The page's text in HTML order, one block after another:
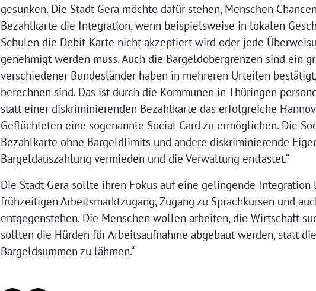
gesunken. Die Stadt Gera möchte dafür stehen, Menschen
Bezahlkarte die Integration, wenn beispielsweise in lokalen
Schulen die Debit-Karte nicht akzeptiert wird oder jede
genehmigt werden muss. Auch die Bargeldobergrenzen sind ein
verschiedener Bundesländer haben in mehreren Urteilen
berechnen sind. Das ist durch die Kommunen in Thüringen
statt einer diskriminierenden Bezahlkarte das erfolgreiche
Geflüchteten eine sogenannte Social Card zu ermöglichen. Die
Bezahlkarte ohne Bargeldlimits und andere diskriminierende
Bargeldauszahlung vermieden und die Verwaltung entlastet.“
Die Stadt Gera sollte ihren Fokus auf eine gelingende
frühzeitigen Arbeitsmarktzugang, Zugang zu Sprachkursen und
entgegenstehen. Die Menschen wollen arbeiten, die Wirtschaft
sollten die Hürden für Arbeitsaufnahme abgebaut werden, statt
Bargeldsummen zu lähmen.“